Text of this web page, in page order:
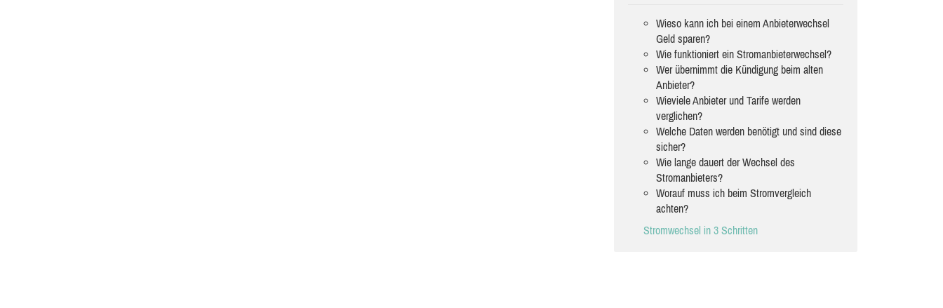
Wieso kann ich bei einem Anbieterwechsel
Geld sparen?
Wie funktioniert ein Stromanbieterwechsel?
Wer übernimmt die Kündigung beim alten
Anbieter?
Wieviele Anbieter und Tarife werden
verglichen?
Welche Daten werden benötigt und sind diese
sicher?
Wie lange dauert der Wechsel des
Stromanbieters?
Worauf muss ich beim Stromvergleich
achten?
Stromwechsel in 3 Schritten